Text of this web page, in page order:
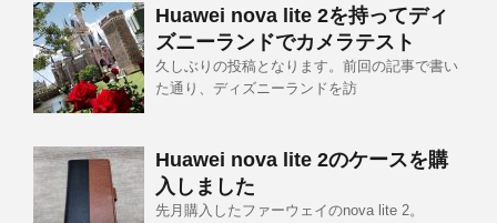
Huawei nova lite 2を持ってディ
ズニーランドでカメラテスト
久しぶりの投稿となります。前回の記事で書い
た通り、ディズニーランドを訪
Huawei nova lite 2のケースを購
入しました
先月購入したファーウェイのnova lite 2。